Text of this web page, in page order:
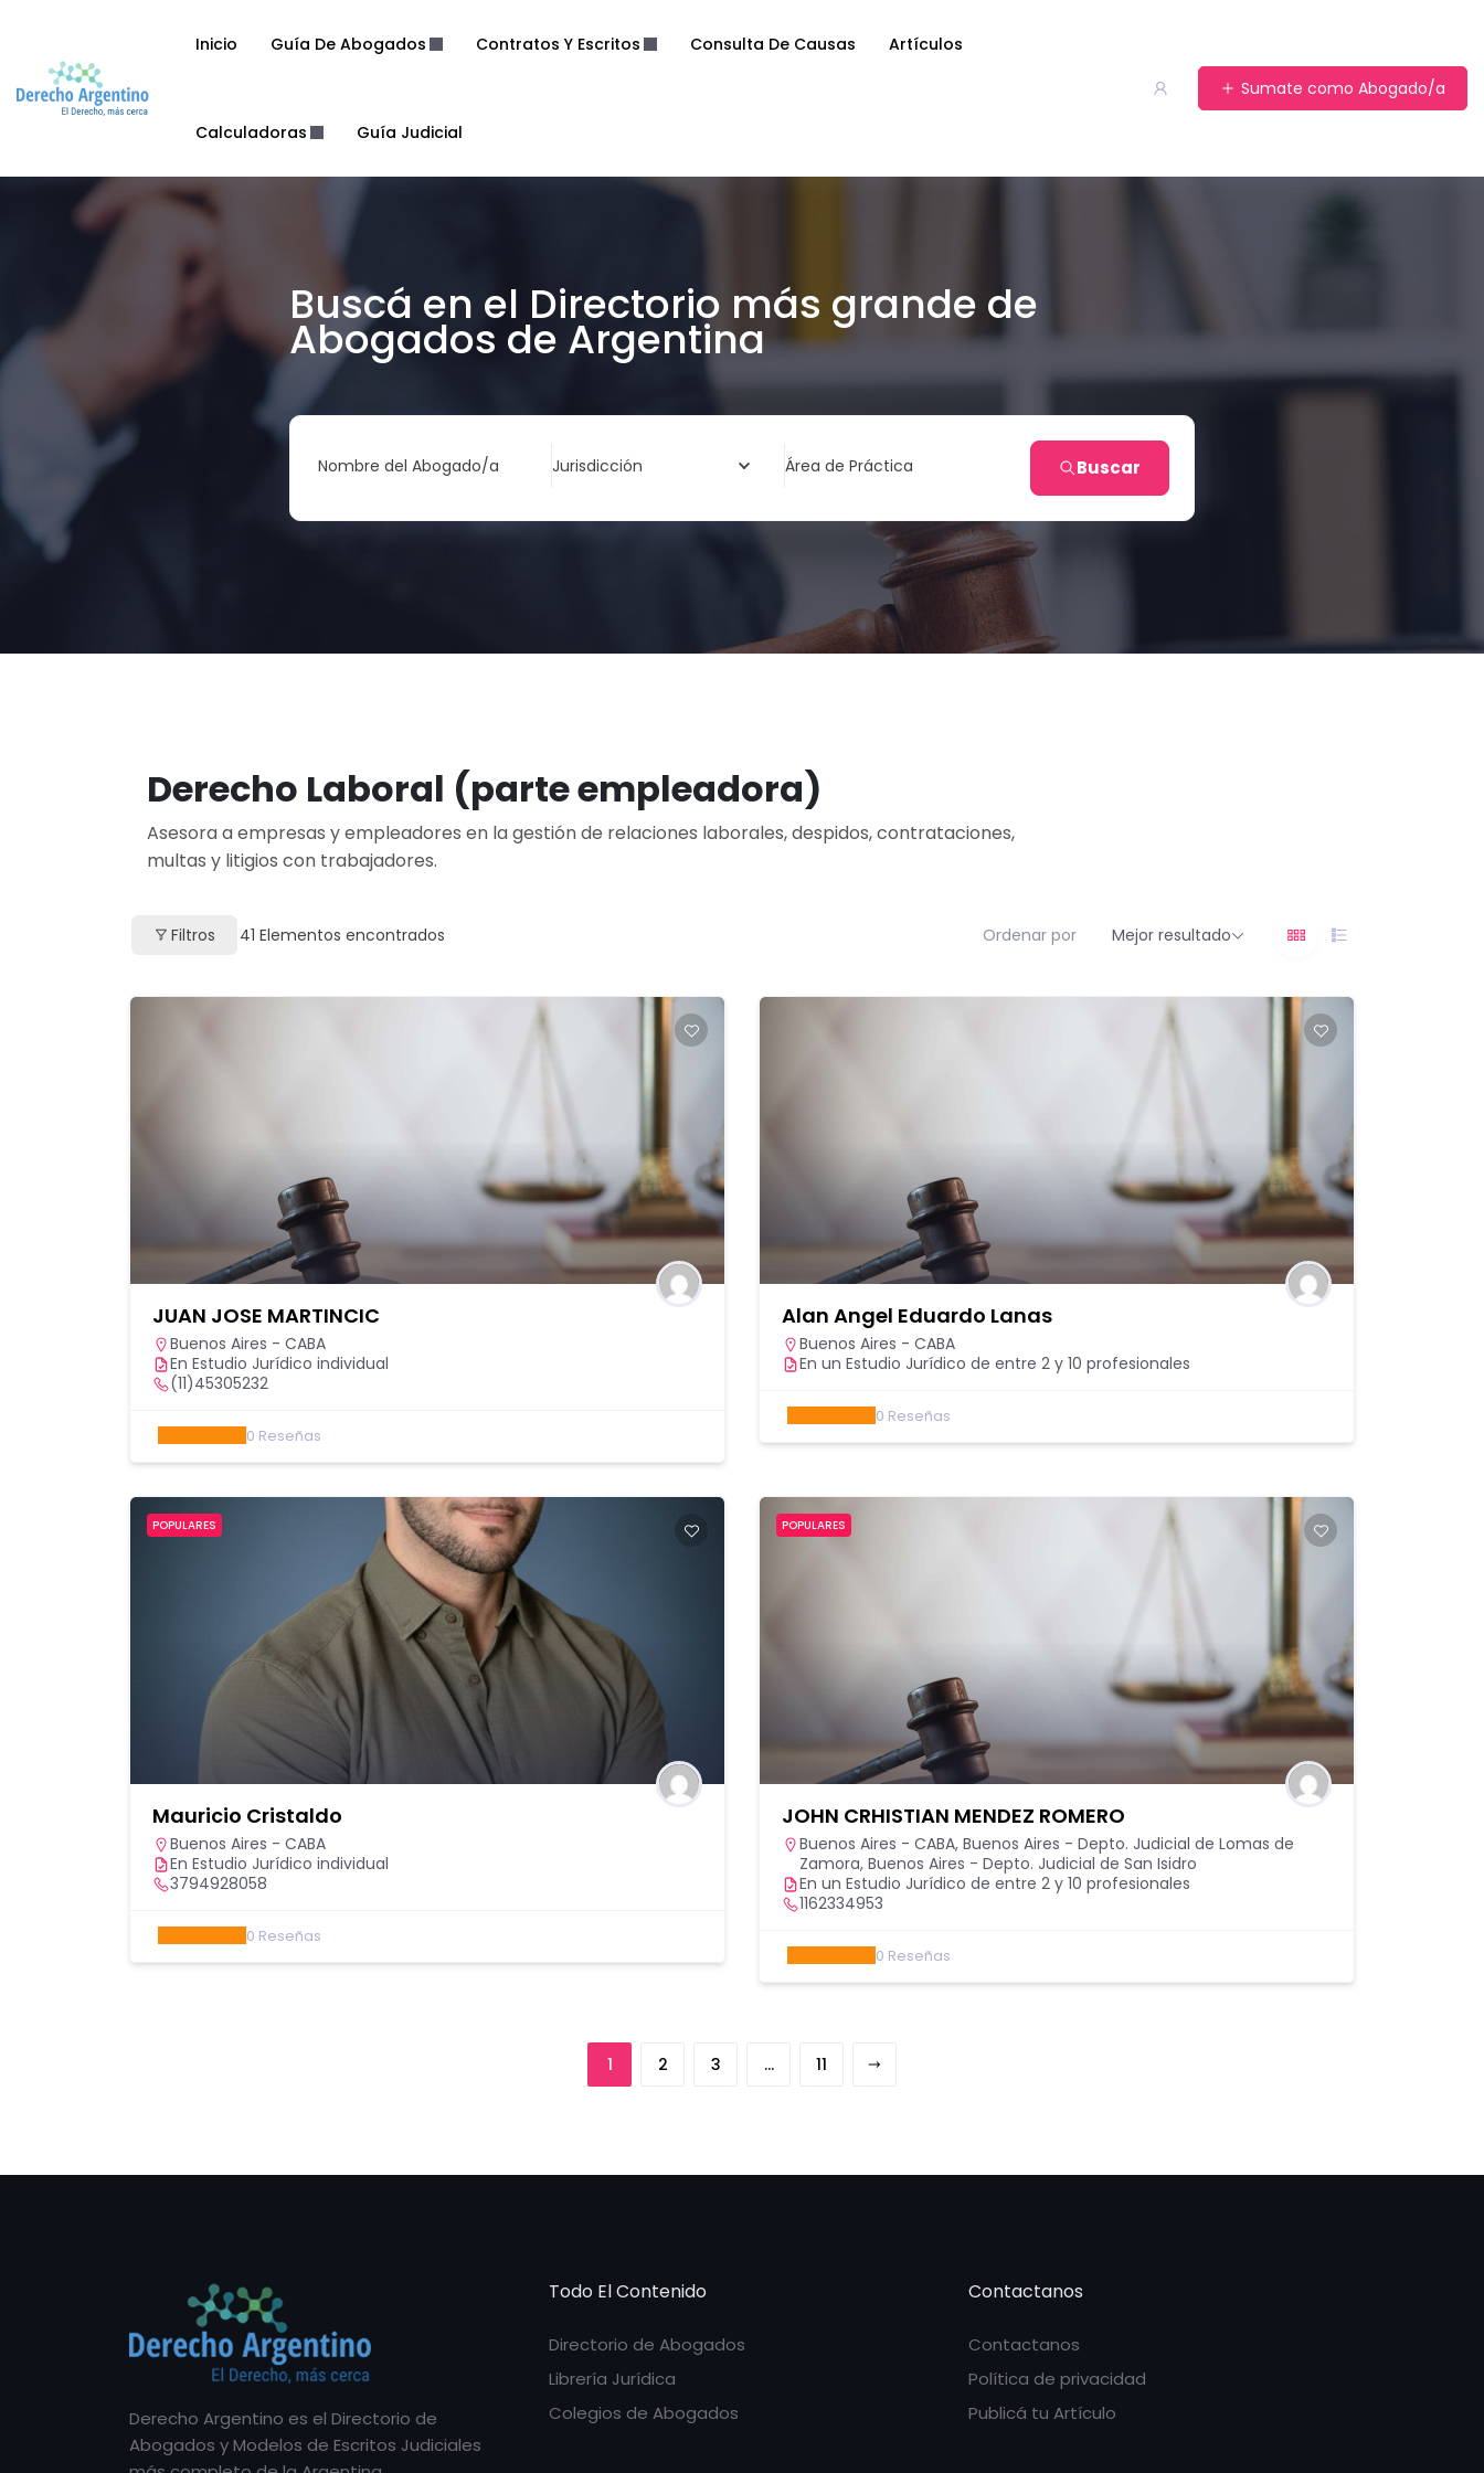
Inicio Guía De Abogados Contratos Y Escritos Consulta De Causas Artículos
Calculadoras Guía Judicial
Sumate como Abogado/a
Buscá en el Directorio más grande de
Abogados de Argentina
Nombre del Abogado/a Jurisdicción Área de Práctica Buscar
Derecho Laboral (parte empleadora)
Asesora a empresas y empleadores en la gestión de relaciones laborales, despidos, contrataciones,
multas y litigios con trabajadores.
Filtros 41 Elementos encontrados Ordenar por Mejor resultado
JUAN JOSE MARTINCIC
Buenos Aires - CABA
En Estudio Jurídico individual
(11)45305232
0 Reseñas
Alan Angel Eduardo Lanas
Buenos Aires - CABA
En un Estudio Jurídico de entre 2 y 10 profesionales
0 Reseñas
POPULARES
Mauricio Cristaldo
Buenos Aires - CABA
En Estudio Jurídico individual
3794928058
0 Reseñas
POPULARES
JOHN CRHISTIAN MENDEZ ROMERO
Buenos Aires - CABA, Buenos Aires - Depto. Judicial de Lomas de
Zamora, Buenos Aires - Depto. Judicial de San Isidro
En un Estudio Jurídico de entre 2 y 10 profesionales
1162334953
0 Reseñas
1 2 3 … 11
Derecho Argentino es el Directorio de
Abogados y Modelos de Escritos Judiciales
Todo El Contenido
Directorio de Abogados
Librería Jurídica
Colegios de Abogados
Contactanos
Contactanos
Política de privacidad
Publicá tu Artículo